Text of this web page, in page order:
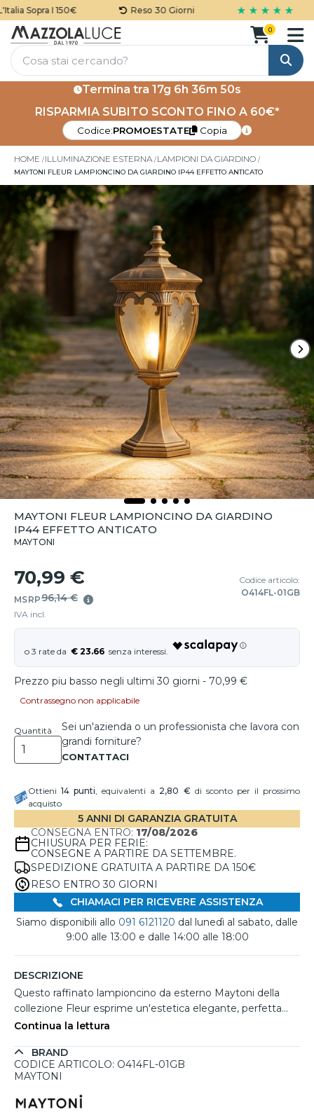
Sopra I 150€ Reso 30 Giorni ★ ★ ★ ★ ★
Cerca
0
Termina tra 17g 6h 36m 50s
RISPARMIA SUBITO SCONTO FINO A 60€*
Codice:PROMOESTATE Copia
HOME ILLUMINAZIONE ESTERNA LAMPIONI DA GIARDINO
MAYTONI FLEUR LAMPIONCINO DA GIARDINO IP44 EFFETTO ANTICATO
MAYTONI FLEUR LAMPIONCINO DA GIARDINO
IP44 EFFETTO ANTICATO
MAYTONI
70,99 €
MSRP96,14 €
IVA incl.
Codice articolo:
O414FL-01GB
€ 23.66
Prezzo piu basso negli ultimi 30 giorni - 70,99 €
Contrassegno non applicabile
Quantità
Sei un'azienda o un professionista che lavora con
grandi forniture?
Ottieni14 punti, equivalenti a 2,80 €di sconto per il prossimo
acquisto
5 ANNI DI GARANZIA GRATUITA
CONSEGNA ENTRO: 17/08/2026
CHIUSURA PER FERIE:
CONSEGNE A PARTIRE DA SETTEMBRE.
SPEDIZIONE GRATUITA A PARTIRE DA 150€
RESO ENTRO 30 GIORNI
CHIAMACI PER RICEVERE ASSISTENZA
Siamo disponibili allo 091 6121120 dal lunedì al sabato, dalle
9:00 alle 13:00 e dalle 14:00 alle 18:00
DESCRIZIONE
Questo raffinato lampioncino da esterno Maytoni della
collezione Fleur esprime un'estetica elegante, perfetta
per valorizzare il proprio ambiente. La struttura in alluminio
garantisce resistenza nel tempo, anche in ambienti
esposti. Il vetro trasparente lavorato attenua la luce in
Dotato di attacco E27 per lampadine fino a 60W (non
Continua la lettura
BRAND
CODICE ARTICOLO: O414FL-01GB
MAYTONI